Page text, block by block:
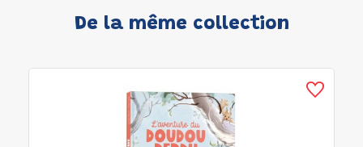
De la même collection